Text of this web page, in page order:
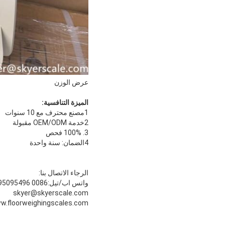
عرض الوزن
الميزة التنافسية:
1مصنع محترف مع 10 سنوات
2خدمة OEM/ODM مقبولة
3. 100% فحص
4الضمان: سنة واحدة
الرجاء الاتصال بنا:
واتس اب/تيل:0086 15995095496
skyer@skyerscale.com